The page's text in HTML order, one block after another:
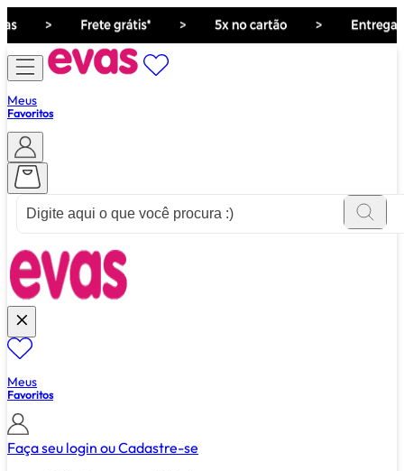
Meus
Favoritos
Meus
Favoritos
Faça seu login ouCadastre-se